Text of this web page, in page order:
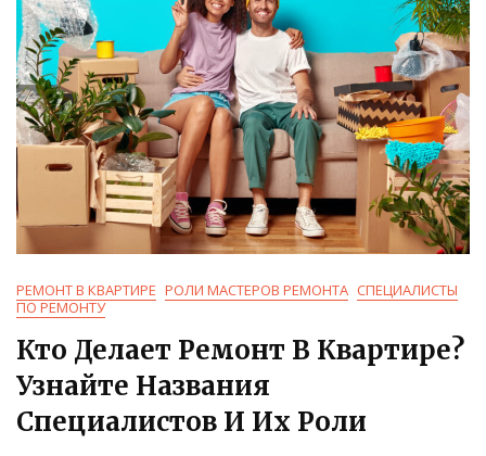
Рекомендации
РЕМОНТ В КВАРТИРЕ РОЛИ МАСТЕРОВ РЕМОНТА СПЕЦИАЛИСТЫ
ПО РЕМОНТУ
Кто Делает Ремонт В Квартире?
Узнайте Названия
Специалистов И Их Роли